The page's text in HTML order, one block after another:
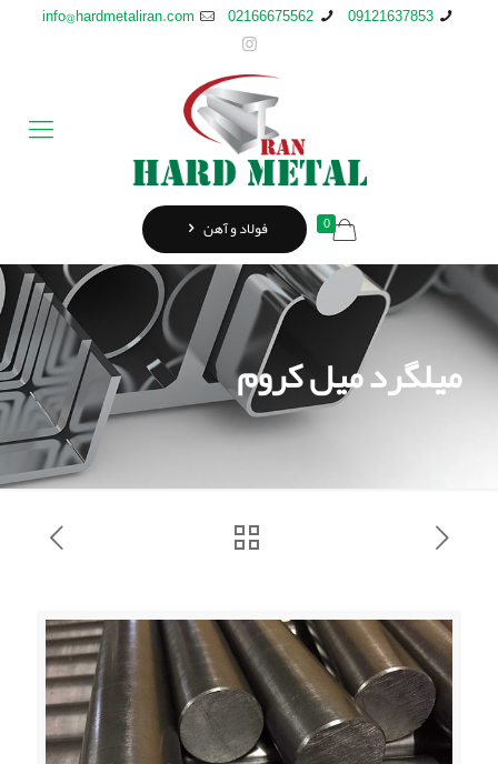
09121637853
02166675562
info@hardmetaliran.com
0 فولاد و آهن
میلگرد ميل كروم